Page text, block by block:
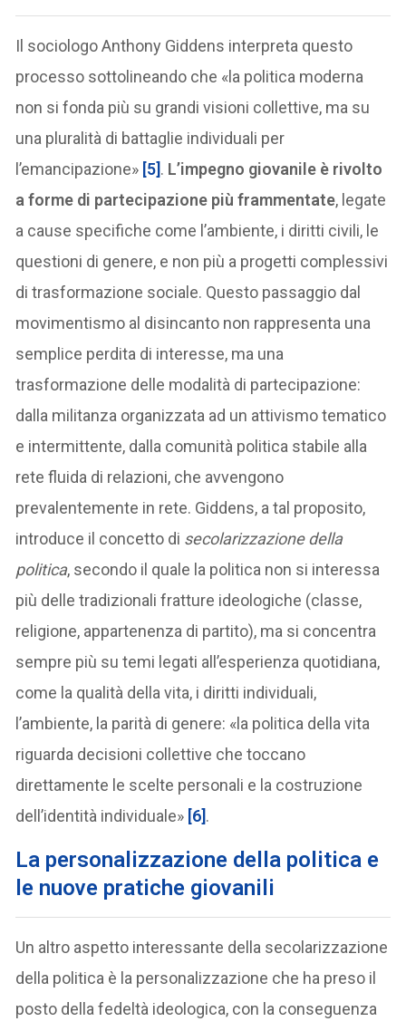
Il sociologo Anthony Giddens interpreta questo
processo sottolineando che «la politica moderna
non si fonda più su grandi visioni collettive, ma su
una pluralità di battaglie individuali per
l’emancipazione» [5]. L’impegno giovanile è rivolto
a forme di partecipazione più frammentate, legate
a cause specifiche come l’ambiente, i diritti civili, le
questioni di genere, e non più a progetti complessivi
di trasformazione sociale. Questo passaggio dal
movimentismo al disincanto non rappresenta una
semplice perdita di interesse, ma una
trasformazione delle modalità di partecipazione:
dalla militanza organizzata ad un attivismo tematico
e intermittente, dalla comunità politica stabile alla
rete fluida di relazioni, che avvengono
prevalentemente in rete. Giddens, a tal proposito,
introduce il concetto di secolarizzazione della
politica, secondo il quale la politica non si interessa
più delle tradizionali fratture ideologiche (classe,
religione, appartenenza di partito), ma si concentra
sempre più su temi legati all’esperienza quotidiana,
come la qualità della vita, i diritti individuali,
l’ambiente, la parità di genere: «la politica della vita
riguarda decisioni collettive che toccano
direttamente le scelte personali e la costruzione
dell’identità individuale» [6].
La personalizzazione della politica e
le nuove pratiche giovanili
Un altro aspetto interessante della secolarizzazione
della politica è la personalizzazione che ha preso il
posto della fedeltà ideologica, con la conseguenza